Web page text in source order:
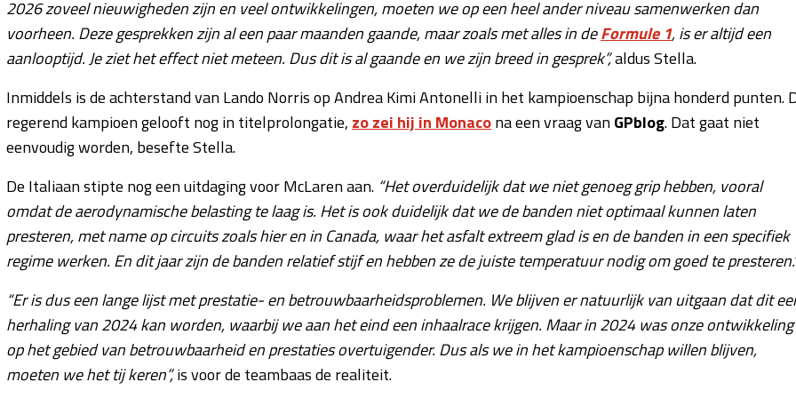
2026 zoveel nieuwigheden zijn en veel ontwikkelingen, moeten we op een heel ander niveau samenwerken dan
voorheen. Deze gesprekken zijn al een paar maanden gaande, maar zoals met alles in deFormule 1, is er altijd een
aanlooptijd. Je ziet het effect niet meteen. Dus dit is al gaande en we zijn breed in gesprek”,aldus Stella.
Inmiddels is de achterstand van Lando Norris op Andrea Kimi Antonelli in het kampioenschap bijna honderd punten.
regerend kampioen gelooft nog in titelprolongatie, zo zei hij in Monacona een vraag vanGPblog. Dat gaat niet
eenvoudig worden, besefte Stella.
De Italiaan stipte nog een uitdaging voor McLaren aan. “Het overduidelijk dat we niet genoeg grip hebben, vooral
omdat de aerodynamische belasting te laag is. Het is ook duidelijk dat we de banden niet optimaal kunnen laten
presteren, met name op circuits zoals hier en in Canada, waar het asfalt extreem glad is en de banden in een specifiek
regime werken. En dit jaar zijn de banden relatief stijf en hebben ze de juiste temperatuur nodig om goed te
“Er is dus een lange lijst met prestatie- en betrouwbaarheidsproblemen. We blijven er natuurlijk van uitgaan dat dit
herhaling van 2024 kan worden, waarbij we aan het eind een inhaalrace krijgen. Maar in 2024 was onze ontwikkeling
op het gebied van betrouwbaarheid en prestaties overtuigender. Dus als we in het kampioenschap willen blijven,
moeten we het tij keren”,is voor de teambaas de realiteit.